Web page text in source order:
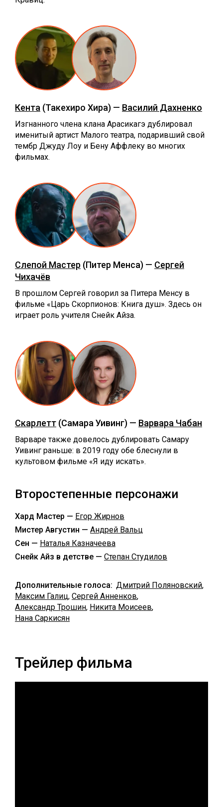
Кента (Такехиро Хира) — Василий Дахненко
Изгнанного члена клана Арасикагэ дублировал
именитый артист Малого театра, подаривший свой
тембр Джуду Лоу и Бену Аффлеку во многих
фильмах.
Слепой Мастер (Питер Менса) — Сергей
Чихачёв
В прошлом Сергей говорил за Питера Менсу в
фильме «Царь Скорпионов: Книга душ». Здесь он
играет роль учителя Снейк Айза.
Скарлетт (Самара Уивинг) — Варвара Чабан
Варваре также довелось дублировать Самару
Уивинг раньше: в 2019 году обе блеснули в
культовом фильме «Я иду искать».
Второстепенные персонажи
Хард Мастер — Егор Жирнов
Мистер Августин — Андрей Вальц
Сен — Наталья Казначеева
Снейк Айз в детстве — Степан Студилов
Дополнительные голоса: Дмитрий Поляновский,
Максим Галиц, Сергей Анненков,
Александр Трошин, Никита Моисеев,
Нана Саркисян
Трейлер фильма